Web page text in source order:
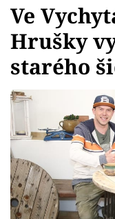
Témata
Bydlení
Zahrada
Sledujte
Ve
Hrušky
starého